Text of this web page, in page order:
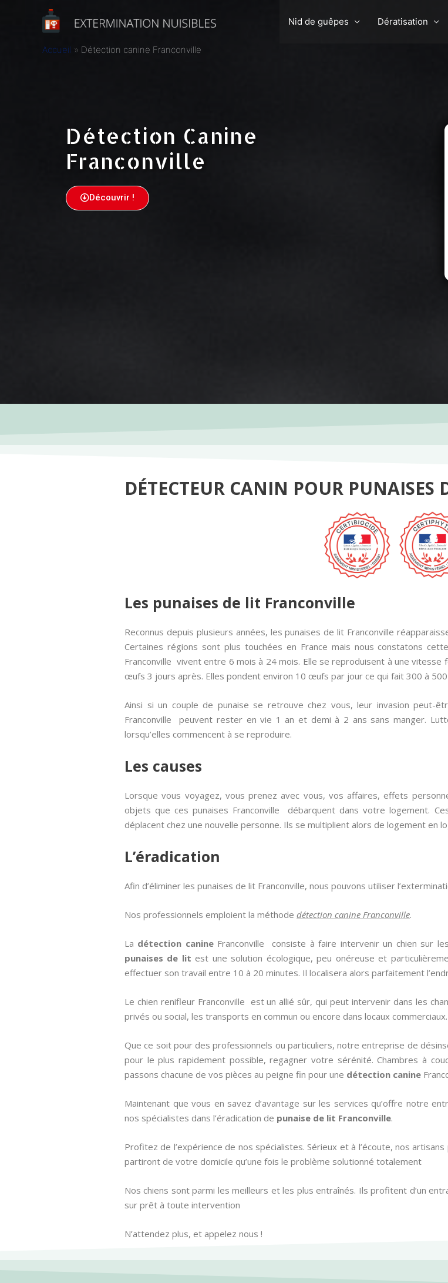
Nid de guêpes Dératisation
Accueil Détection canine Franconville
Détection Canine
Franconville
Découvrir !
DÉTECTEUR CANIN POUR PUNAISES
Les punaises de lit Franconville
Reconnus depuis plusieurs années, les punaises de lit Franconville
Certaines régions sont plus touchées en France mais nous constatons
Franconville vivent entre 6 mois à 24 mois. Elle se reproduisent à une vitesse
œufs 3 jours après. Elles pondent environ 10 œufs par jour ce qui fait 300 à
Ainsi si un couple de punaise se retrouve chez vous, leur invasion peut-
Franconville peuvent rester en vie 1 an et demi à 2 ans sans manger.
lorsqu’elles commencent à se reproduire.
Les causes
Lorsque vous voyagez, vous prenez avec vous, vos affaires, effets
objets que ces punaises Franconville débarquent dans votre logement.
déplacent chez une nouvelle personne. Ils se multiplient alors de logement en
L’éradication
Afin d’éliminer les punaises de lit Franconville, nous pouvons utiliser
Nos professionnels emploient la méthode détection canine Franconville.
La détection canineFranconvilleconsiste à faire intervenir un chien sur
punaises de lit est une solution écologique, peu onéreuse et
effectuer son travail entre 10 à 20 minutes. Il localisera alors parfaitement
Le chien renifleur Franconville est un allié sûr, qui peut intervenir dans les
privés ou social, les transports en commun ou encore dans locaux commerciaux.
Que ce soit pour des professionnels ou particuliers, notre entreprise de
pour le plus rapidement possible, regagner votre sérénité. Chambres à
passons chacune de vos pièces au peigne fin pour une détection canine
Maintenant que vous en savez d’avantage sur les services qu’offre notre
nos spécialistes dans l’éradication de punaise de lit Franconville.
Profitez de l’expérience de nos spécialistes. Sérieux et à l’écoute, nos
partiront de votre domicile qu’une fois le problème solutionné totalement
Nos chiens sont parmi les meilleurs et les plus entraînés. Ils profitent d’un
sur prêt à toute intervention
N’attendez plus, et appelez nous !